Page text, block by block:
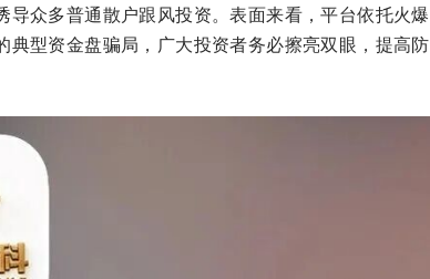
众多普通散户跟风投资。表面来看，平台依托火爆
型资金盘骗局，广大投资者务必擦亮双眼，提高防